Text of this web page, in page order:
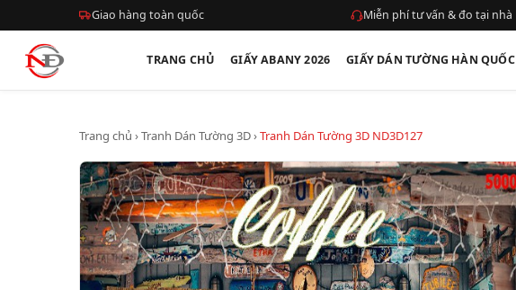
Giao hàng toàn quốc Miễn phí tư vấn & đo tại nhà
TRANG CHỦ GIẤY ABANY 2026 GIẤY DÁN TƯỜNG HÀN QUỐC
Trang chủ ›Tranh Dán Tường 3D›Tranh Dán Tường 3D ND3D127